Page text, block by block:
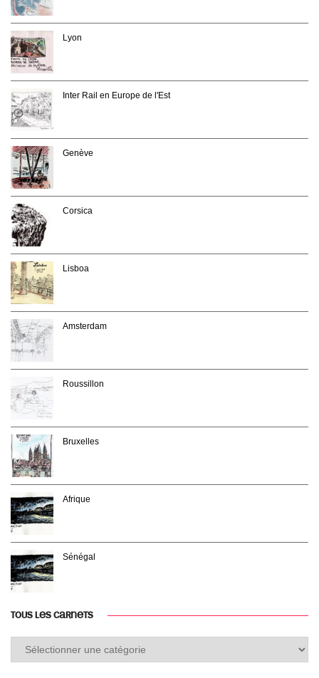
Lyon
Inter Rail en Europe de l'Est
Genève
Corsica
Lisboa
Amsterdam
Roussillon
Bruxelles
Afrique
Sénégal
TOUS LES CARNETS